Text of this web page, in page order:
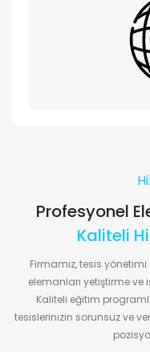
Profesyonel
Kaliteli
Firmamız, tesis
elemanları yetiştirme ve
Kaliteli eğitim
tesislerinizin sorunsuz ve